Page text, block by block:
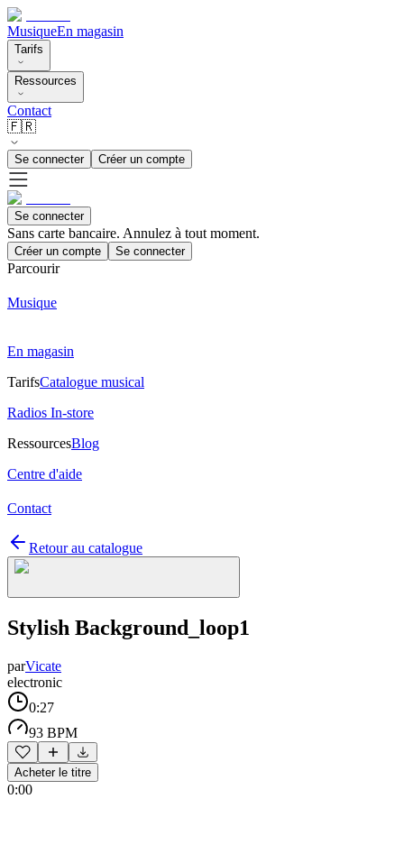
MusiqueEn magasin
Tarifs
Ressources
Contact
🇫🇷
Se connecter Créer un compte
Se connecter
Sans carte bancaire. Annulez à tout moment.
Créer un compte Se connecter
Parcourir
Musique
En magasin
TarifsCatalogue musical
Radios In-store
RessourcesBlog
Centre d'aide
Contact
Retour au catalogue
Stylish Background_loop1
parVicate
electronic
0:27
93 BPM
Acheter le titre
0:00